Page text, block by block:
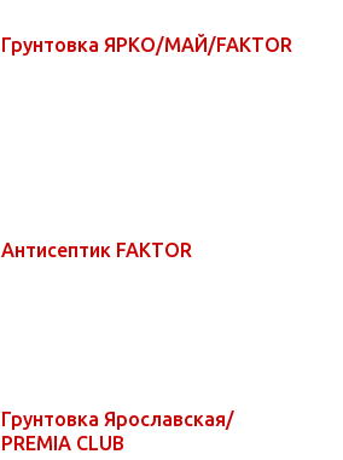
Грунтовка ЯРКО/МАЙ/FAKTOR
Антисептик FAKTOR
Грунтовка Ярославская/
PREMIA CLUB